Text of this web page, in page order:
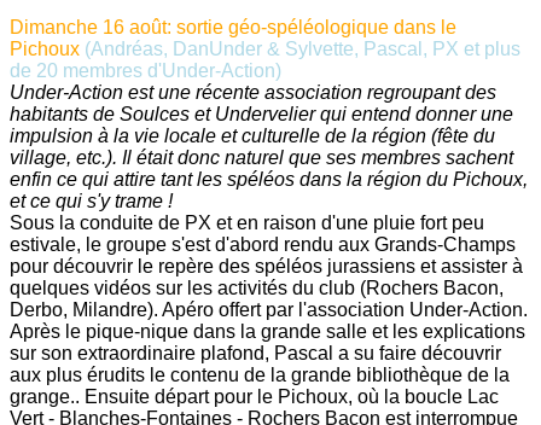
Dimanche 16 août: sortie géo-spéléologique dans le
Pichoux (Andréas, DanUnder & Sylvette, Pascal, PX et plus
de 20 membres d'Under-Action)
Under-Action est une récente association regroupant des
habitants de Soulces et Undervelier qui entend donner une
impulsion à la vie locale et culturelle de la région (fête du
village, etc.). Il était donc naturel que ses membres sachent
enfin ce qui attire tant les spéléos dans la région du Pichoux,
et ce qui s'y trame !
Sous la conduite de PX et en raison d'une pluie fort peu
estivale, le groupe s'est d'abord rendu aux Grands-Champs
pour découvrir le repère des spéléos jurassiens et assister à
quelques vidéos sur les activités du club (Rochers Bacon,
Derbo, Milandre). Apéro offert par l'association Under-Action.
Après le pique-nique dans la grande salle et les explications
sur son extraordinaire plafond, Pascal a su faire découvrir
aux plus érudits le contenu de la grande bibliothèque de la
grange.. Ensuite départ pour le Pichoux, où la boucle Lac
Vert - Blanches-Fontaines - Rochers Bacon est interrompue